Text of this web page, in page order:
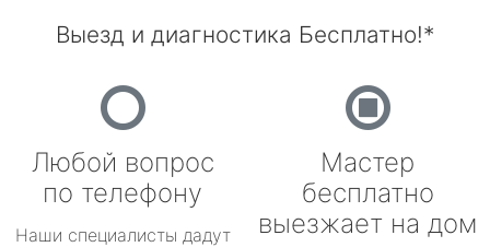
Выезд и диагностика Бесплатно!*
Любой вопрос
по телефону
Наши специалисты дадут
Мастер
бесплатно
выезжает на дом